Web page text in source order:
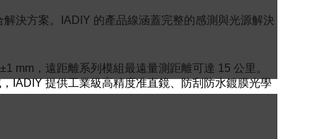
決方案。IADIY 的產品線涵蓋完整的感測與光源解決
mm，遠距離系列模組最遠量測距離可達 15 公里。
IADIY 提供工業級高精度准直鏡、防刮防水鍍膜光學